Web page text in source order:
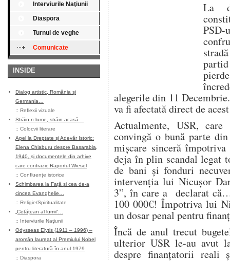
Interviurile Naţiunii
Diaspora
Turnul de veghe
Comunicate
INSIDE
Dialog artistic, România și
Germania…
:: Reflexii vizuale
Străin-n lume, străin acasă…
:: Colocvii literare
Apel la Dreptate și Adevăr Istoric:
Elena Chiaburu despre Basarabia,
1940, și documentele din arhive
care contrazic Raportul Wiesel
:: Confluenţe istorice
Schimbarea la Față și cea de-a
cincea Evanghelie…
:: Religie/Spiritualitate
„Cetățean al lumii”…
:: Interviurile Naţiunii
Odysseas Elytis (1911 – 1996) –
aromân laureat al Premiului Nobel
pentru literatură în anul 1979
:: Diaspora
La
alegerile din 11
va fi afectată direct de
Actualmente, USR,
convingă o bună parte
mişcare sinceră
deja în plin scandal legat
de bani şi fonduri
intervenţia lui Nicuşor
3”, în care a declarat
100 000€! Împotriva lui
un dosar penal pentru
Încă de anul trecut
ulterior USR le-au avut
despre finanţatorii reali